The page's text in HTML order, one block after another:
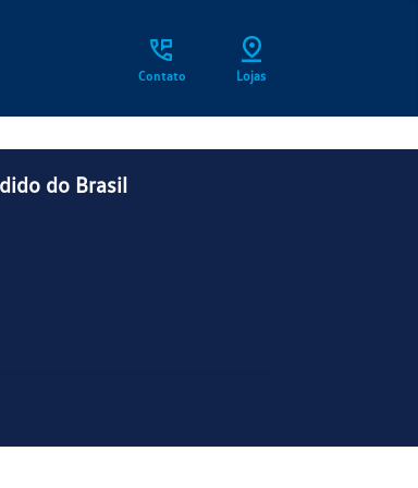
Contato Lojas
do Brasil